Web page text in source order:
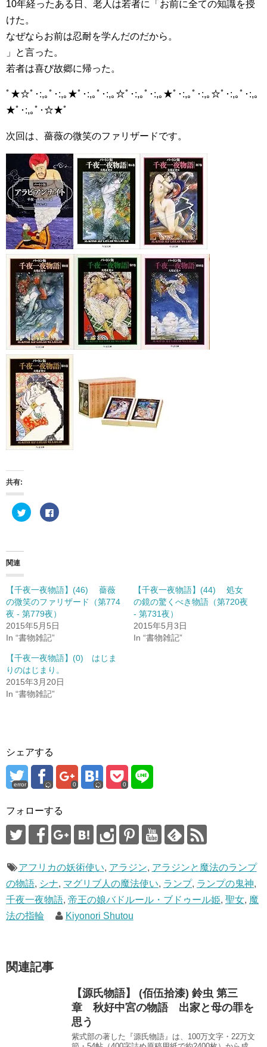
10年経ったある日、老人は若者に「お前に全ての知識を授
けた。
なぜならお前は忍耐を学んだのだから。
」と言った。
若者は喜び故郷に帰った。
ﾟ★☆ﾟ･:,｡ﾟ･:,｡★ﾟ･:,｡ﾟ･:,｡☆ﾟ･:,｡ﾟ･:,｡★ﾟ･:,｡ﾟ･:,｡☆ﾟ･:,｡ﾟ･:,｡
★ﾟ･:,｡ﾟ･☆★ﾟ
次回は、薔薇の微笑のファリザードです。
共有:
ク
リ
e
r
で
共
有
(
新
し
ウ
ィ
ン
ド
ウ
で
開
F
a
す
る
に
は
ク
リ
ッ
て
く
さ
い
き
ま
す
)
関連
【千夜一夜物語】(46) 薔薇
の微笑のファリザード（第774
夜 - 第779夜）
2015年5月5日
In “書物雑記”
【千夜一夜物語】(44) 処女
の鏡の驚くべき物語（第720夜
- 第731夜）
2015年5月3日
In “書物雑記”
【千夜一夜物語】(0) はじま
りのはじまり。
2015年3月20日
In “書物雑記”
シェアする
error 0 0
フォローする
アフリカの妖術使い, アラジン, アラジンと魔法のランプ
の物語, シナ, マグリブ人の魔法使い, ランプ, ランプの鬼神,
千夜一夜物語, 帝王の娘バドルール・ブドゥール姫, 聖女, 魔
法の指輪
Kiyonori Shutou
関連記事
【源氏物語】 (佰伍拾漆) 鈴虫 第三
章 秋好中宮の物語 出家と母の罪を
思う
紫式部の著した『源氏物語』は、100万文字・22万文